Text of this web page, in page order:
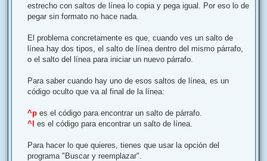
estrecho con saltos de línea lo copia y pega igual. Por eso lo de
pegar sin formato no hace nada.
El problema concretamente es que, cuando ves un salto de
línea hay dos tipos, el salto de línea dentro del mismo párrafo,
o el salto del línea para iniciar un nuevo párrafo.
Para saber cuando hay uno de esos saltos de línea, es un
código oculto que va al final de la línea:
^p es el código para encontrar un salto de párrafo.
^l es el código para encontrar un salto de línea.
Para hacer lo que quieres, tienes que usar la opción del
programa "Buscar y reemplazar".